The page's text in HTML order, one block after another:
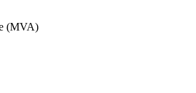
(MVA)